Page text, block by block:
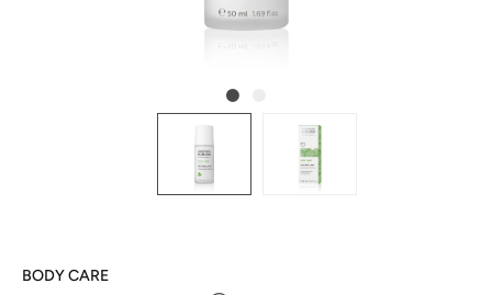
BODY CARE